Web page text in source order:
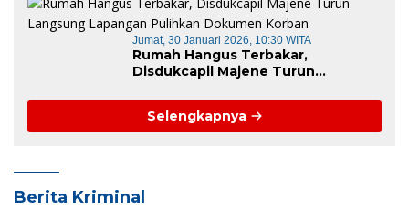
Jumat, 30 Januari 2026, 10:30 WITA
Rumah Hangus Terbakar,
Disdukcapil Majene Turun
Dokumen Korban
Selengkapnya
Berita Kriminal